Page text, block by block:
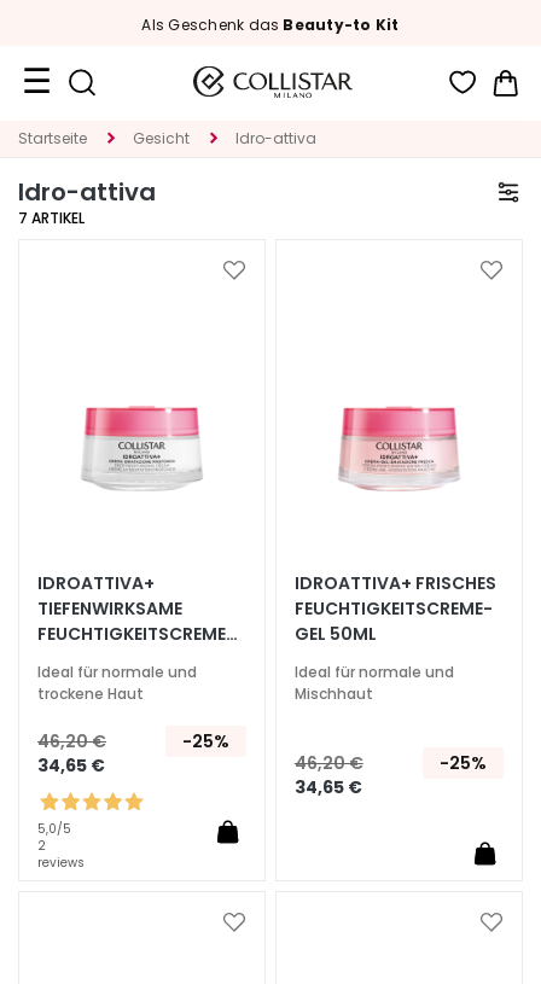
Als Geschenk das Beauty-to Kit
Reiseformate
Neuheiten
p
e
z
i
a
b
e
h
a
n
Startseite Gesicht Idro-attiva
Idro-attiva
7 ARTIKEL
Zur
IDROATTIVA+
TIEFENWIRKSAME
FEUCHTIGKEITSCREME
Ideal für normale und
trockene Haut
34,65 €
46,20 € -25%
5,0/5
2
reviews
Zur
IDROATTIVA+ FRISCHES
FEUCHTIGKEITSCREME-
GEL 50ML
Ideal für normale und
Mischhaut
34,65 €
46,20 € -25%
Zur
Zur